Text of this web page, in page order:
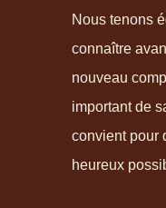
Nous tenons
connaître
nouveau
important de
convient pour
heureux